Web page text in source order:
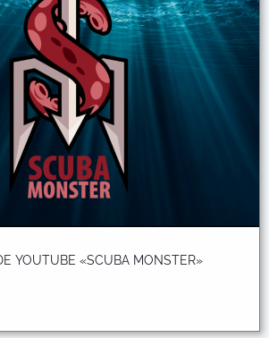
YOUTUBE «SCUBA MONSTER»